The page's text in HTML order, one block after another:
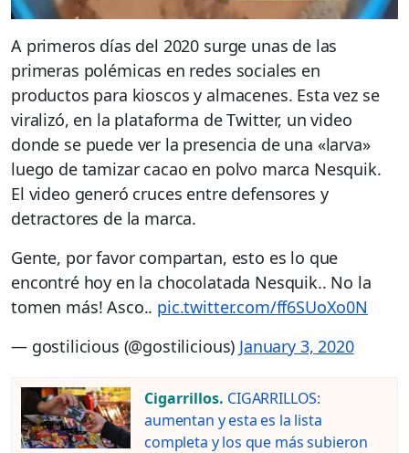
A primeros días del 2020 surge unas de las
primeras polémicas en redes sociales en
productos para kioscos y almacenes. Esta vez se
viralizó, en la plataforma de Twitter, un video
donde se puede ver la presencia de una «larva»
luego de tamizar cacao en polvo marca Nesquik.
El video generó cruces entre defensores y
detractores de la marca.
Gente, por favor compartan, esto es lo que
encontré hoy en la chocolatada Nesquik.. No la
tomen más! Asco.. pic.twitter.com/ff6SUoXo0N
— gostilicious (@gostilicious) January 3, 2020
Cigarrillos. CIGARRILLOS:
aumentan y esta es la lista
completa y los que más subieron